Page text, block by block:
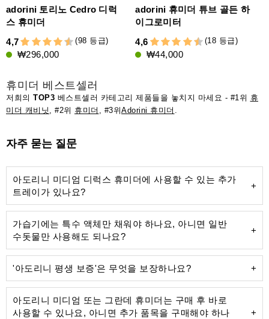
adorini 토리노 Cedro 디럭
스 휴미더
4,7
(98 등급)
₩296,000
adorini 휴미더 튜브 골든 하
이그로미터
4,6
(18 등급)
₩44,000
휴미더 베스트셀러
저희의 TOP3 베스트셀러 카테고리 제품들을 놓치지 마세요 - #1위 휴
미더 캐비닛
, #2위 휴미더 , #3위Adorini 휴미더
자주 묻는 질문
아도리니 미디엄 디럭스 휴미더에 사용할 수 있는 추가
트레이가 있나요?
가습기에는 특수 액체만 채워야 하나요, 아니면 일반
수돗물만 사용해도 되나요?
'아도리니 평생 보증'은 무엇을 보장하나요?
아도리니 미디엄 또는 그란데 휴미더는 구매 후 바로
사용할 수 있나요, 아니면 추가 품목을 구매해야 하나